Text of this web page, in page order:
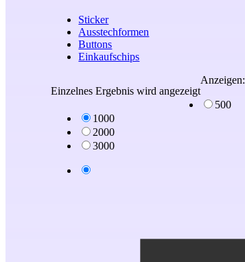
Sticker
Ausstechformen
Buttons
Einkaufschips
Einzelnes Ergebnis wird angezeigt
Anzeigen:
500
1000
2000
3000